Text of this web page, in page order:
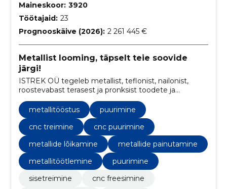
Maineskoor: 3920
Töötajaid: 23
Prognooskäive (2026): 2 261 445 €
Metallist looming, täpselt teie soovide
järgi!
ISTREK OÜ tegeleb metallist, teflonist, nailonist,
roostevabast terasest ja pronksist toodete ja
konstruktsioonide valmistamisega, pakkudes
individuaalse projekti järgi tööd ja vanade
metalldetailide restaureerimist.
metallitööstus
puurimine
cnc treimine
cnc puurimine
metallide lõikamine
metallide painutamine
metallitöötlemine
puurimine
sisetreimine
cnc freesimine